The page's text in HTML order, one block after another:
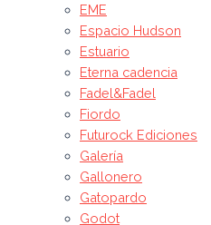
EME
Espacio Hudson
Estuario
Eterna cadencia
Fadel&Fadel
Fiordo
Futurock Ediciones
Galería
Gallonero
Gatopardo
Godot